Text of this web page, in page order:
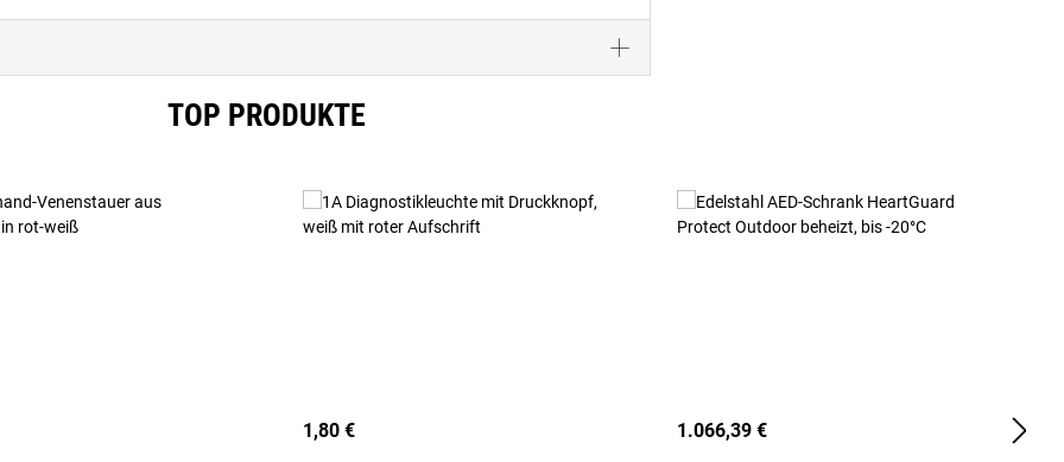
TOP PRODUKTE
1,80 € 1.066,39 €